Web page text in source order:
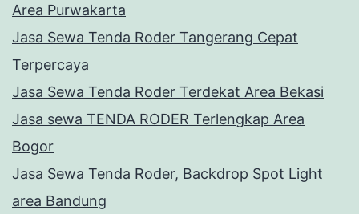
Area Purwakarta
Jasa Sewa Tenda Roder Tangerang Cepat
Terpercaya
Jasa Sewa Tenda Roder Terdekat Area Bekasi
Jasa sewa TENDA RODER Terlengkap Area
Bogor
Jasa Sewa Tenda Roder, Backdrop Spot Light
area Bandung